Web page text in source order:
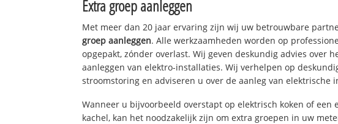
Extra groep aanleggen
Met meer dan 20 jaar ervaring zijn wij uw betrouwbare
groep aanleggen. Alle werkzaamheden worden op
opgepakt, zónder overlast. Wij geven deskundig advies over
aanleggen van elektro-installaties. Wij verhelpen op
stroomstoring en adviseren u over de aanleg van elektrische
Wanneer u bijvoorbeeld overstapt op elektrisch koken of een
kachel, kan het noodzakelijk zijn om extra groepen in uw